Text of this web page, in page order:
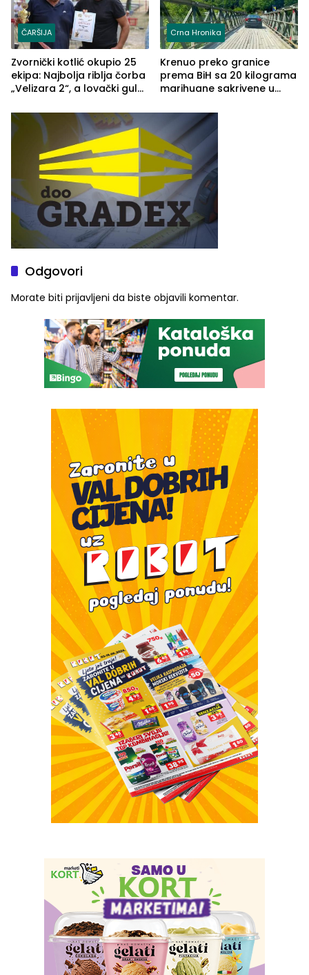
ČARŠIJA
Zvornički kotlić okupio 25
ekipa: Najbolja riblja čorba
„Velizara 2“, a lovački gulaš
Crna Hronika
Krenuo preko granice
prema BiH sa 20 kilograma
marihuane sakrivene u
Odgovori
Morate biti prijavljeni da biste objavili komentar.